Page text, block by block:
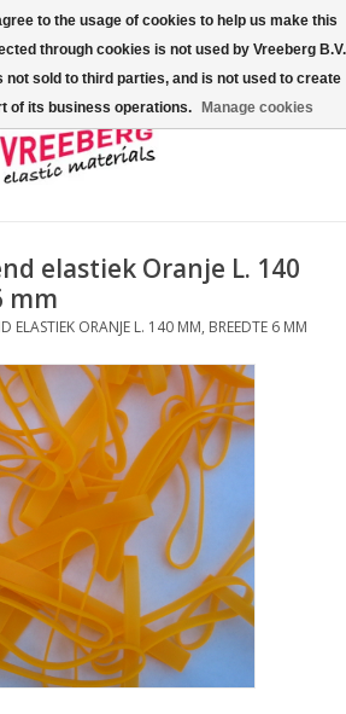
0 Artikelen - €0,00
elastiek Oranje L. 140
mm
ELASTIEK ORANJE L. 140 MM, BREEDTE 6 MM
to the usage of cookies to help us make this
through cookies is not used by Vreeberg B.V.
sold to third parties, and is not used to create
of its business operations.
Manage cookies